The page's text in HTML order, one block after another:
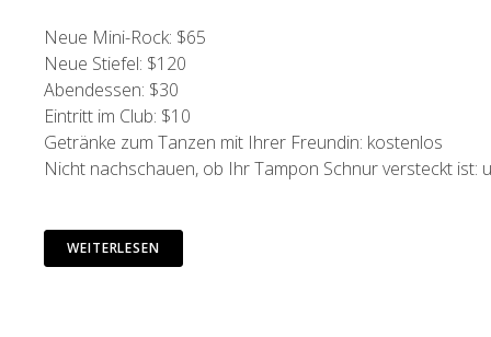
Neue Mini-Rock: $65
Neue Stiefel: $120
Abendessen: $30
Eintritt im Club: $10
Getränke zum Tanzen mit Ihrer Freundin: kostenlos
Nicht nachschauen, ob Ihr Tampon Schnur versteckt ist:
WEITERLESEN